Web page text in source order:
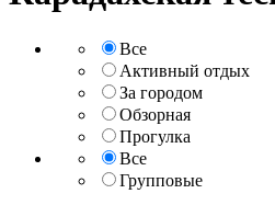
Все
Активный отдых
За городом
Обзорная
Прогулка
Все
Групповые